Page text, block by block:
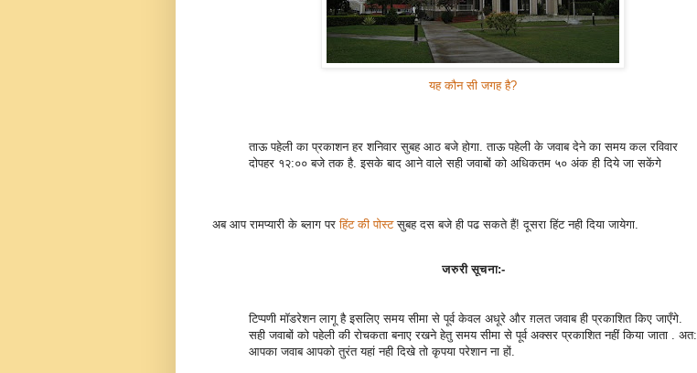
यह कौन सी जगह है?
ताऊ पहेली का प्रकाशन हर शनिवार सुबह आठ बजे होगा. ताऊ पहेली के जवाब देने का समय कल रविवार
दोपहर १२:०० बजे तक है. इसके बाद आने वाले सही जवाबों को अधिकतम ५० अंक ही दिये जा सकेंगे
अब आप रामप्यारी के ब्लाग परहिंट की पोस्टसुबह दस बजे ही पढ सकते हैं! दूसरा हिंट नही दिया जायेगा.
जरुरी सूचना:-
टिप्पणी मॉडरेशन लागू है इसलिए समय सीमा से पूर्व केवल अधूरे और ग़लत जवाब ही प्रकाशित किए जाएँगे.
सही जवाबों को पहेली की रोचकता बनाए रखने हेतु समय सीमा से पूर्व अक्सर प्रकाशित नहीं किया जाता . अत:
आपका जवाब आपको तुरंत यहां नही दिखे तो कृपया परेशान ना हों.